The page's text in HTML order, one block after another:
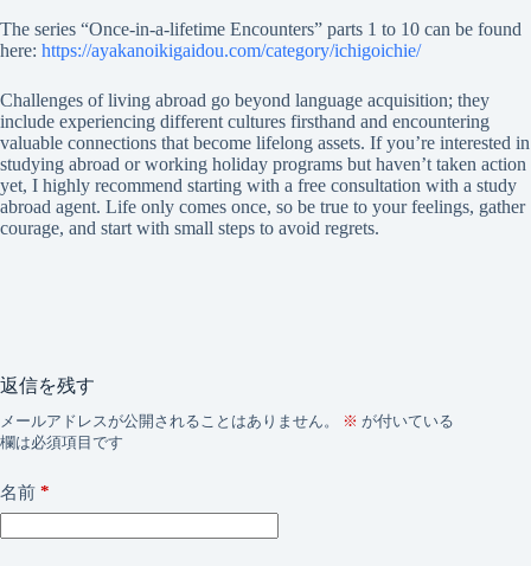
The series “Once-in-a-lifetime Encounters” parts 1 to 10 can be found
here: https://ayakanoikigaidou.com/category/ichigoichie/
Challenges of living abroad go beyond language acquisition; they
include experiencing different cultures firsthand and encountering
valuable connections that become lifelong assets. If you’re interested in
studying abroad or working holiday programs but haven’t taken action
yet, I highly recommend starting with a free consultation with a study
abroad agent. Life only comes once, so be true to your feelings, gather
courage, and start with small steps to avoid regrets.
返信を残す
メールアドレスが公開されることはありません。 ※ が付いている
欄は必須項目です
名前 *